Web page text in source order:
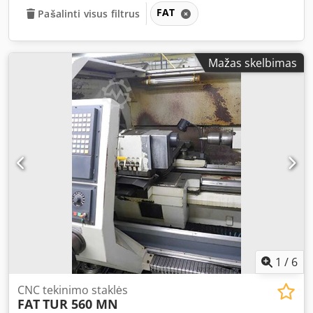
Pašalinti visus filtrus FAT
Mažas skelbimas
1 / 6
CNC tekinimo staklės
FATTUR 560 MN